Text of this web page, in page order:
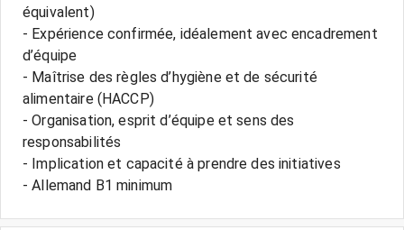
équivalent)
- Expérience confirmée, idéalement avec encadrement
d’équipe
- Maîtrise des règles d’hygiène et de sécurité
alimentaire (HACCP)
- Organisation, esprit d’équipe et sens des
responsabilités
- Implication et capacité à prendre des initiatives
- Allemand B1 minimum